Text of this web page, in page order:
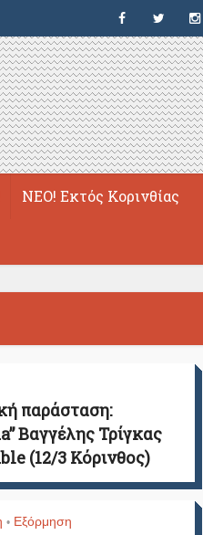
ΝΕΟ! Εκτός Κορινθίας
παράσταση:
Βαγγέλης Τρίγκας
(12/3 Κόρινθος)
• Εξόρμηση